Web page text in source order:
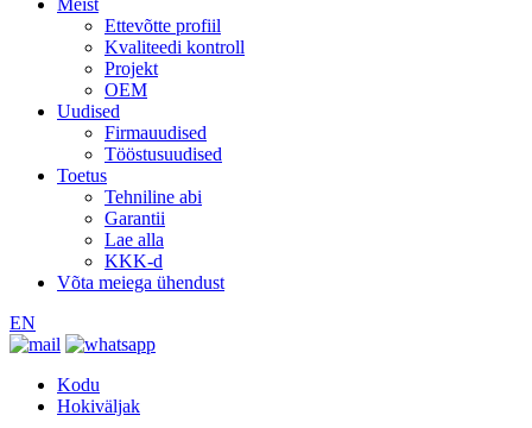
Meist
Ettevõtte profiil
Kvaliteedi kontroll
Projekt
OEM
Uudised
Firmauudised
Tööstusuudised
Toetus
Tehniline abi
Garantii
Lae alla
KKK-d
Võta meiega ühendust
EN
Kodu
Hokiväljak